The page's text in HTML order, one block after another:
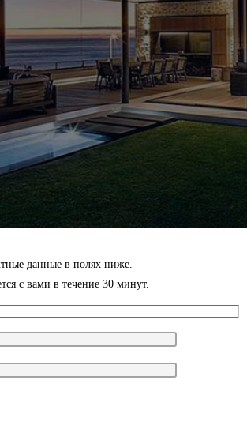
данные в полях ниже.
с вами в течение 30 минут.